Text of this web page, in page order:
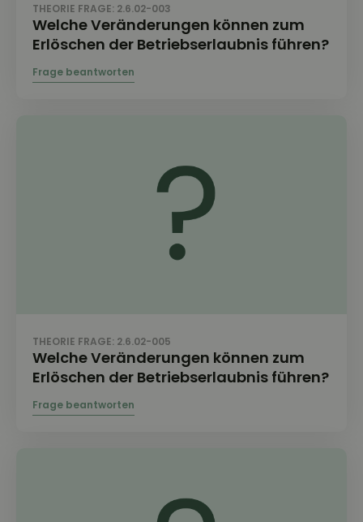
THEORIE FRAGE: 2.6.02-003
Welche Veränderungen können zum
Erlöschen der Betriebserlaubnis führen?
THEORIE FRAGE: 2.6.02-005
Welche Veränderungen können zum
Erlöschen der Betriebserlaubnis führen?